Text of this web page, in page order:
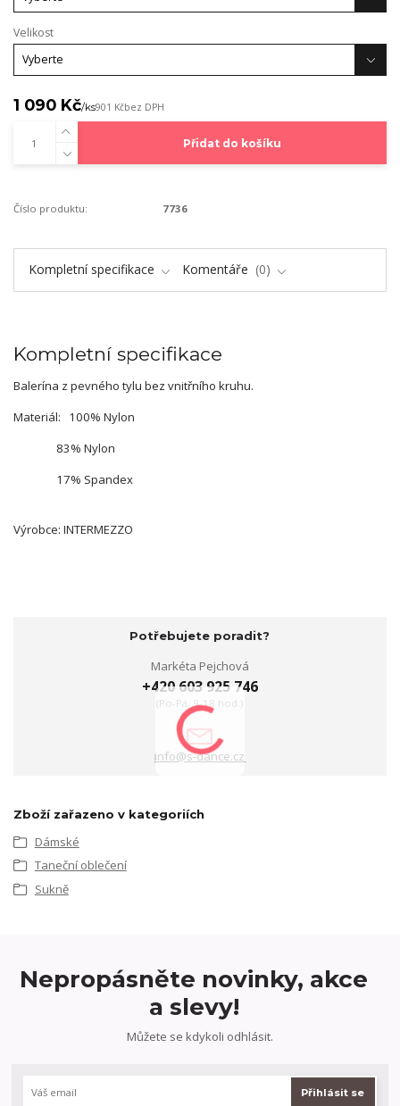
Velikost
1 090 Kč/ks901 Kčbez DPH
Přidat do košíku
Číslo produktu: 7736
Kompletní specifikace Komentáře 0
Kompletní specifikace
Balerína z pevného tylu bez vnitřního kruhu.
Materiál: 100% Nylon
83% Nylon
17% Spandex
Výrobce: INTERMEZZO
Potřebujete poradit?
Markéta Pejchová
+420 603 925 746
(Po-Pá, 9-18 hod.)
info@s-dance.cz
Zboží zařazeno v kategoriích
Dámské
Taneční oblečení
Sukně
Nepropásněte novinky, akce
a slevy!
Můžete se kdykoli odhlásit.
Přihlásit se